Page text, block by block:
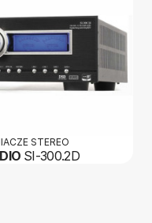
STEREO
SI-300.2D